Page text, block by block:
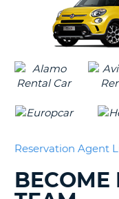
Reservation Agent
BECOME